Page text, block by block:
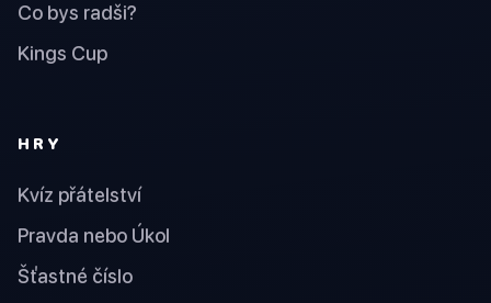
Co bys radši?
Kings Cup
HRY
Kvíz přátelství
Pravda nebo Úkol
Šťastné číslo